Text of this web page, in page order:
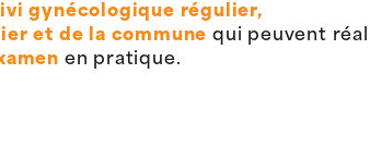
gynécologique régulier,
et de la commune qui peuvent
en pratique.